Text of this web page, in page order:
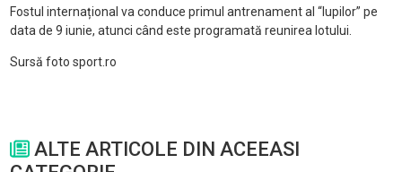
Fostul internațional va conduce primul antrenament al “lupilor” pe
data de 9 iunie, atunci când este programată reunirea lotului.
Sursă foto sport.ro
ALTE ARTICOLE DIN ACEEASI